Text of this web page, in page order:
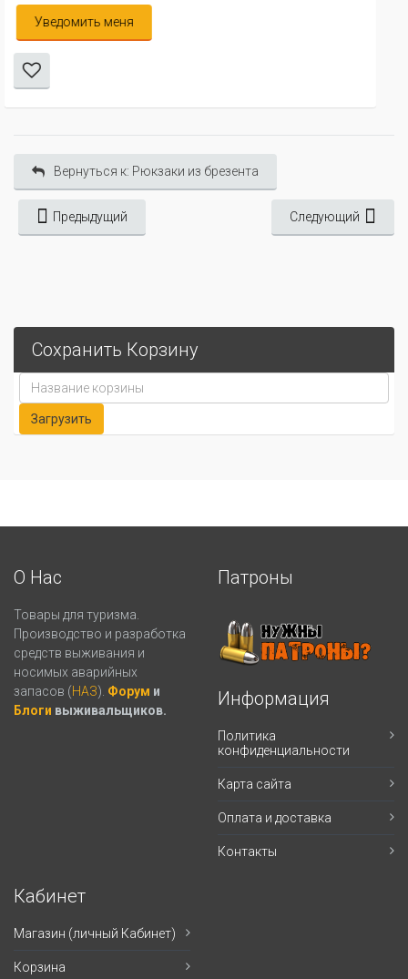
Вернуться к: Рюкзаки из брезента
Предыдущий Следующий
Сохранить Корзину
О Нас
Товары для туризма.
Производство и разработка
средств выживания и
носимых аварийных
запасов (НАЗ). Форум и
Блоги выживальщиков.
Патроны
Информация
Политика
конфиденциальности
Карта сайта
Оплата и доставка
Контакты
Кабинет
Магазин (личный Кабинет)
Корзина